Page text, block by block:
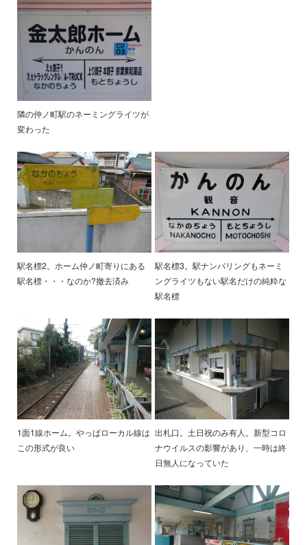
隣の仲ノ町駅のネーミングライツが
変わった
駅名標2。ホーム仲ノ町寄りにある
駅名標・・・なのか?撤去済み
駅名標3。駅ナンバリングもネーミ
ングライツもない駅名だけの純粋な
駅名標
1面1線ホーム。やっぱローカル線は
この形式が良い
出札口。土日祝のみ有人。新型コロ
ナウイルスの影響があり、一時は終
日無人になっていた